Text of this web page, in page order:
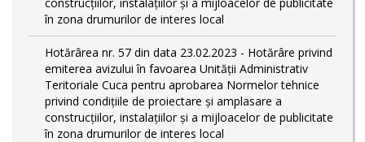
în zona drumurilor de interes local
Hotărârea nr. 57 din data 23.02.2023 - Hotărâre privind
emiterea avizului în favoarea Unității Administrativ
Teritoriale Cuca pentru aprobarea Normelor tehnice
privind condiţiile de proiectare şi amplasare a
construcţiilor, instalaţiilor şi a mijloacelor de publicitate
în zona drumurilor de interes local